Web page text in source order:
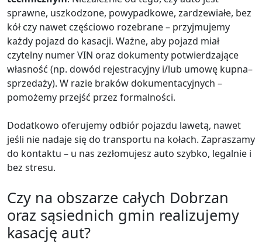
sprawne, uszkodzone, powypadkowe, zardzewiałe, bez
kół czy nawet częściowo rozebrane – przyjmujemy
każdy pojazd do kasacji. Ważne, aby pojazd miał
czytelny numer VIN oraz dokumenty potwierdzające
własność (np. dowód rejestracyjny i/lub umowę kupna–
sprzedaży). W razie braków dokumentacyjnych –
pomożemy przejść przez formalności.
Dodatkowo oferujemy odbiór pojazdu lawetą, nawet
jeśli nie nadaje się do transportu na kołach. Zapraszamy
do kontaktu – u nas zezłomujesz auto szybko, legalnie i
bez stresu.
Czy na obszarze całych Dobrzan
oraz sąsiednich gmin realizujemy
kasację aut?